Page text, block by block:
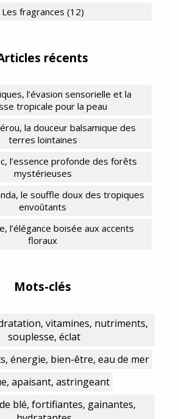
Les fragrances (12)
récents
l’évasion sensorielle et la
tropicale pour la peau
la douceur balsamique des
terres lointaines
l’essence profonde des forêts
mystérieuses
le souffle doux des tropiques
envoûtants
l’élégance boisée aux accents
floraux
Mots-clés
vitamines, nutriments,
souplesse, éclat
énergie, bien-être, eau de mer
apaisant, astringeant
blé, fortifiantes, gainantes,